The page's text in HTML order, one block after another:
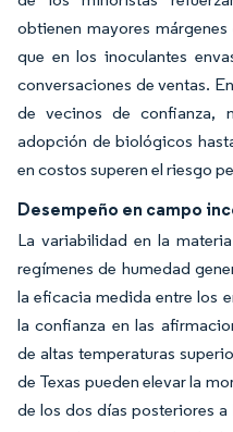
obtienen mayores
que en los inoculantes
conversaciones de ventas.
de vecinos de confianza,
adopción de biológicos
en costos superen el riesgo
Desempeño en campo
La variabilidad en la
regímenes de humedad
la eficacia medida entre los
la confianza en las
de altas temperaturas
de Texas pueden elevar la
de los dos días posteriores